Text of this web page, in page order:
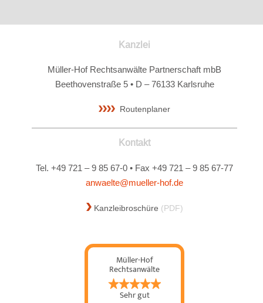
Kanzlei
Müller-Hof Rechtsanwälte Partnerschaft mbB
Beethovenstraße 5 • D – 76133 Karlsruhe
Routenplaner
Kontakt
Tel. +49 721 – 9 85 67-0 • Fax +49 721 – 9 85 67-77
anwaelte@mueller-hof.de
Kanzleibroschüre (PDF)
Müller-Hof
Rechtsanwälte
Partnerschaft mbB
Sehr gut